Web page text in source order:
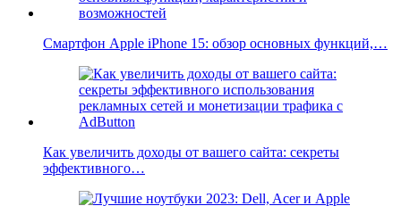
Смартфон Apple iPhone 15: обзор основных функций,…
Как увеличить доходы от вашего сайта: секреты
эффективного…